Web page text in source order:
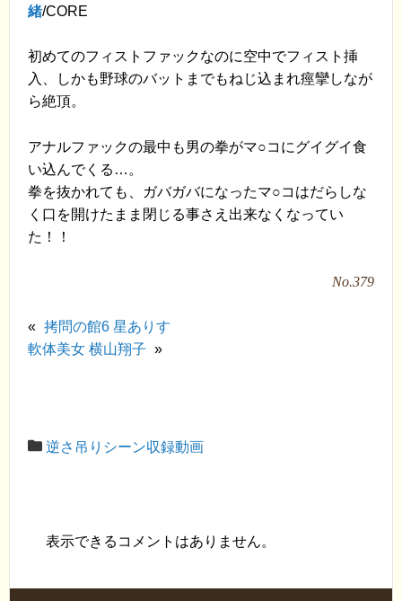
緒/CORE
初めてのフィストファックなのに空中でフィスト挿
入、しかも野球のバットまでもねじ込まれ痙攣しなが
ら絶頂。
アナルファックの最中も男の拳がマ○コにグイグイ食
い込んでくる…。
拳を抜かれても、ガバガバになったマ○コはだらしな
く口を開けたまま閉じる事さえ出来なくなってい
た！！
No.379
« 拷問の館6 星ありす
軟体美女 横山翔子 »
逆さ吊りシーン収録動画
表示できるコメントはありません。